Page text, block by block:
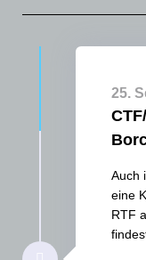
25.
Auch
eine
RTF